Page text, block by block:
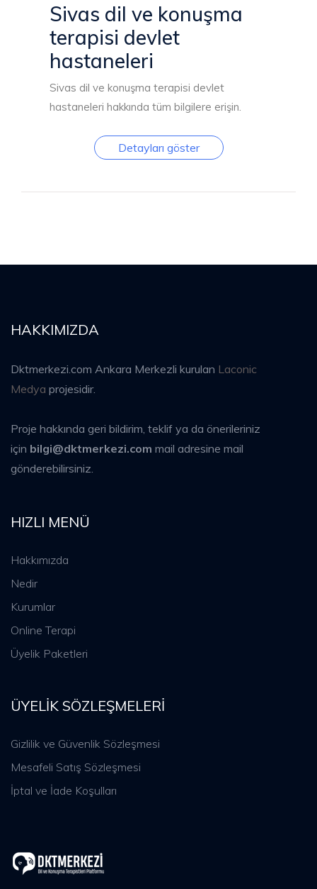
Sivas dil ve konuşma
terapisi devlet
hastaneleri
Sivas dil ve konuşma terapisi devlet
hastaneleri hakkında tüm bilgilere erişin.
Detayları göster
HAKKIMIZDA
Dktmerkezi.com Ankara Merkezli kurulan Laconic
Medya projesidir.
Proje hakkında geri bildirim, teklif ya da önerileriniz
için bilgi@dktmerkezi.com mail adresine mail
gönderebilirsiniz.
HIZLI MENÜ
Hakkımızda
Nedir
Kurumlar
Online Terapi
Üyelik Paketleri
ÜYELIK SÖZLEŞMELERI
Gizlilik ve Güvenlik Sözleşmesi
Mesafeli Satış Sözleşmesi
İptal ve İade Koşulları